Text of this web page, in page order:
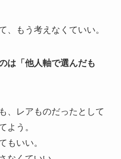
、もう考えなくていい。
は「他人軸で選んだも
、レアものだったとして
よう。
もいい。